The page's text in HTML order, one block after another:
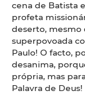
cena de Batista
profeta
deserto, mesmo
superpovoada
Paulo! O facto,
desanima,
própria, mas
Palavra de Deus!